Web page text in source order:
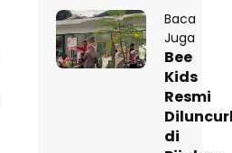
Baca
Juga
Bee
Kids
Resmi
di